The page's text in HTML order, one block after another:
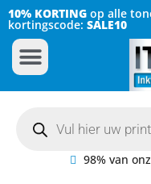
10% KORTING op alle
kortingscode: SALE10
98% van